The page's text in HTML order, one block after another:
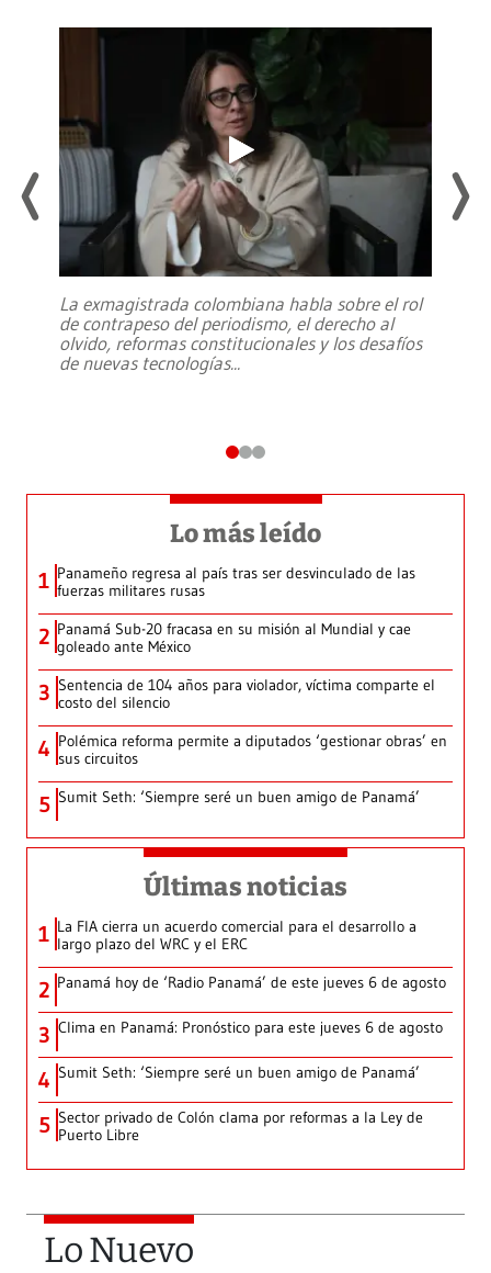
La exmagistrada colombiana habla sobre el rol
de contrapeso del periodismo, el derecho al
olvido, reformas constitucionales y los desafíos
de nuevas tecnologías...
Lo más leído
1 Panameño regresa al país tras ser desvinculado de las
fuerzas militares rusas
2 Panamá Sub-20 fracasa en su misión al Mundial y cae
goleado ante México
3 Sentencia de 104 años para violador, víctima comparte el
costo del silencio
4 Polémica reforma permite a diputados ‘gestionar obras’ en
sus circuitos
5 Sumit Seth: ‘Siempre seré un buen amigo de Panamá’
Últimas noticias
1 La FIA cierra un acuerdo comercial para el desarrollo a
largo plazo del WRC y el ERC
2 Panamá hoy de ‘Radio Panamá’ de este jueves 6 de agosto
3 Clima en Panamá: Pronóstico para este jueves 6 de agosto
4 Sumit Seth: ‘Siempre seré un buen amigo de Panamá’
5 Sector privado de Colón clama por reformas a la Ley de
Puerto Libre
Lo Nuevo